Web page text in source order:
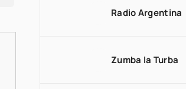
Radio Argentina
Zumba la Turba